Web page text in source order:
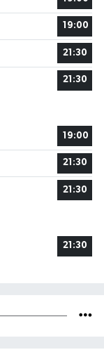
19:00
21:30
21:30
19:00
21:30
21:30
21:30